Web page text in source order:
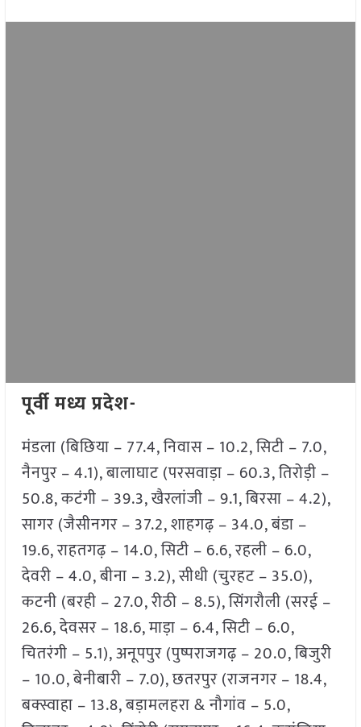
पूर्वी मध्य प्रदेश-
मंडला (बिछिया – 77.4, निवास – 10.2, सिटी – 7.0,
नैनपुर – 4.1), बालाघाट (परसवाड़ा – 60.3, तिरोड़ी –
50.8, कटंगी – 39.3, खैरलांजी – 9.1, बिरसा – 4.2),
सागर (जैसीनगर – 37.2, शाहगढ़ – 34.0, बंडा –
19.6, राहतगढ़ – 14.0, सिटी – 6.6, रहली – 6.0,
देवरी – 4.0, बीना – 3.2), सीधी (चुरहट – 35.0),
कटनी (बरही – 27.0, रीठी – 8.5), सिंगरौली (सरई –
26.6, देवसर – 18.6, माड़ा – 6.4, सिटी – 6.0,
चितरंगी – 5.1), अनूपपुर (पुष्पराजगढ़ – 20.0, बिजुरी
– 10.0, बेनीबारी – 7.0), छतरपुर (राजनगर – 18.4,
बक्स्वाहा – 13.8, बड़ामलहरा & नौगांव – 5.0,